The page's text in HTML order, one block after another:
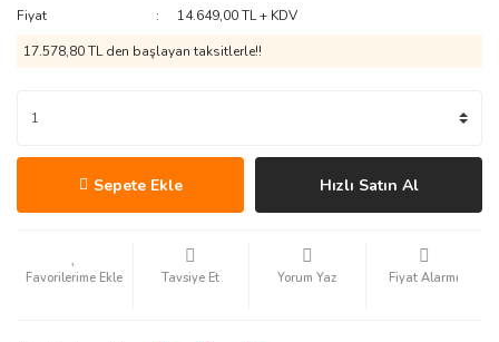
Fiyat
14.649,00 TL + KDV
17.578,80 TL den başlayan taksitlerle!!
Sepete Ekle Hızlı Satın Al
Tavsiye Et Yorum Yaz Fiyat Alarmı